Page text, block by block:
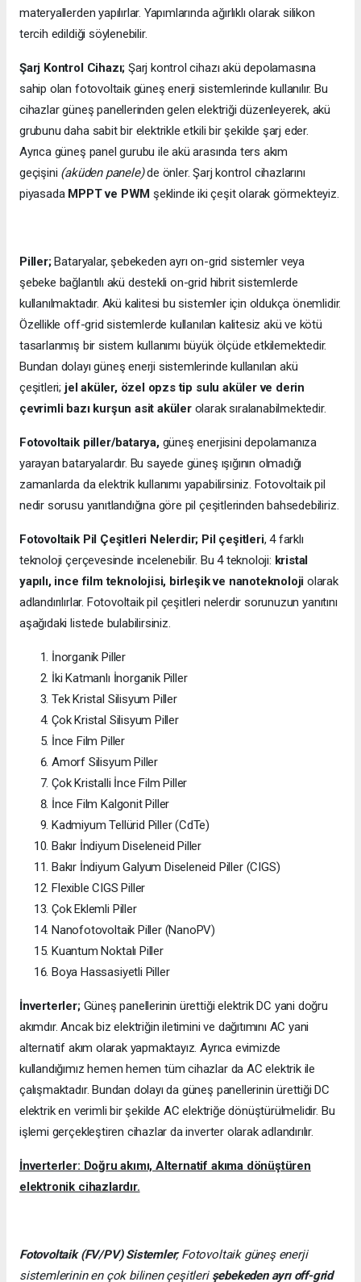
materyallerden yapılırlar. Yapımlarında ağırlıklı olarak silikon
tercih edildiği söylenebilir.
Şarj Kontrol Cihazı; Şarj kontrol cihazı akü depolamasına
sahip olan fotovoltaik güneş enerji sistemlerinde kullanılır. Bu
cihazlar güneş panellerinden gelen elektriği düzenleyerek, akü
grubunu daha sabit bir elektrikle etkili bir şekilde şarj eder.
Ayrıca güneş panel gurubu ile akü arasında ters akım
geçişini (aküden panele)de önler. Şarj kontrol cihazlarını
piyasada MPPT ve PWM şeklinde iki çeşit olarak görmekteyiz.
Piller;Bataryalar, şebekeden ayrı on-grid sistemler veya
şebeke bağlantılı akü destekli on-grid hibrit sistemlerde
kullanılmaktadır. Akü kalitesi bu sistemler için oldukça önemlidir.
Özellikle off-grid sistemlerde kullanılan kalitesiz akü ve kötü
tasarlanmış bir sistem kullanımı büyük ölçüde etkilemektedir.
Bundan dolayı güneş enerji sistemlerinde kullanılan akü
çeşitleri; jel aküler, özel opzs tip sulu aküler ve derin
çevrimli bazı kurşun asit akülerolarak sıralanabilmektedir.
Fotovoltaik piller/batarya,güneş enerjisini depolamanıza
yarayan bataryalardır. Bu sayede güneş ışığının olmadığı
zamanlarda da elektrik kullanımı yapabilirsiniz. Fotovoltaik pil
nedir sorusu yanıtlandığına göre pil çeşitlerinden bahsedebiliriz.
Fotovoltaik Pil Çeşitleri Nelerdir; Pil çeşitleri, 4 farklı
teknoloji çerçevesinde incelenebilir. Bu 4 teknoloji: kristal
yapılı, ince film teknolojisi, birleşik ve nanoteknoloji olarak
adlandırılırlar. Fotovoltaik pil çeşitleri nelerdir sorunuzun yanıtını
aşağıdaki listede bulabilirsiniz.
İnorganik Piller
İki Katmanlı İnorganik Piller
Tek Kristal Silisyum Piller
Çok Kristal Silisyum Piller
İnce Film Piller
Amorf Silisyum Piller
Çok Kristalli İnce Film Piller
İnce Film Kalgonit Piller
Kadmiyum Tellürid Piller (CdTe)
Bakır İndiyum Diseleneid Piller
Bakır İndiyum Galyum Diseleneid Piller (CIGS)
Flexible CIGS Piller
Çok Eklemli Piller
Nanofotovoltaik Piller (NanoPV)
Kuantum Noktalı Piller
Boya Hassasiyetli Piller
İnverterler;Güneş panellerinin ürettiği elektrik DC yani doğru
akımdır. Ancak biz elektriğin iletimini ve dağıtımını AC yani
alternatif akım olarak yapmaktayız. Ayrıca evimizde
kullandığımız hemen hemen tüm cihazlar da AC elektrik ile
çalışmaktadır. Bundan dolayı da güneş panellerinin ürettiği DC
elektrik en verimli bir şekilde AC elektriğe dönüştürülmelidir. Bu
işlemi gerçekleştiren cihazlar da inverter olarak adlandırılır.
İnverterler: Doğru akımı, Alternatif akıma dönüştüren
elektronik cihazlardır.
Fotovoltaik (FV/PV) Sistemler; Fotovoltaik güneş enerji
sistemlerinin en çok bilinen çeşitleri şebekeden ayrı off-grid